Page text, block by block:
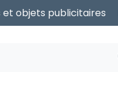
et objets publicitaires